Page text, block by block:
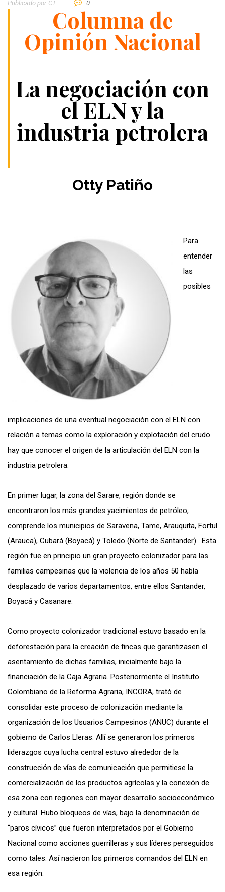
Publicado por CT 0
Columna de
Opinión Nacional
La negociación con
el ELN y la
industria petrolera
Otty Patiño
Para
entender
las
posibles
implicaciones de una eventual negociación con el ELN con
relación a temas como la exploración y explotación del crudo
hay que conocer el origen de la articulación del ELN con la
industria petrolera.
En primer lugar, la zona del Sarare, región donde se
encontraron los más grandes yacimientos de petróleo,
comprende los municipios de Saravena, Tame, Arauquita, Fortul
(Arauca), Cubará (Boyacá) y Toledo (Norte de Santander). Esta
región fue en principio un gran proyecto colonizador para las
familias campesinas que la violencia de los años 50 había
desplazado de varios departamentos, entre ellos Santander,
Boyacá y Casanare.
Como proyecto colonizador tradicional estuvo basado en la
deforestación para la creación de fincas que garantizasen el
asentamiento de dichas familias, inicialmente bajo la
financiación de la Caja Agraria. Posteriormente el Instituto
Colombiano de la Reforma Agraria, INCORA, trató de
consolidar este proceso de colonización mediante la
organización de los Usuarios Campesinos (ANUC) durante el
gobierno de Carlos Lleras. Allí se generaron los primeros
liderazgos cuya lucha central estuvo alrededor de la
construcción de vías de comunicación que permitiese la
comercialización de los productos agrícolas y la conexión de
esa zona con regiones con mayor desarrollo socioeconómico
y cultural. Hubo bloqueos de vías, bajo la denominación de
“paros cívicos” que fueron interpretados por el Gobierno
Nacional como acciones guerrilleras y sus líderes perseguidos
como tales. Así nacieron los primeros comandos del ELN en
esa región.